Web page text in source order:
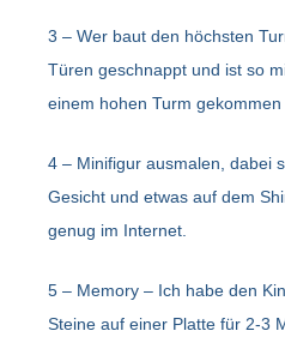
3 – Wer baut den höchsten
Türen geschnappt und ist so
einem hohen Turm gekommen
4 – Minifigur ausmalen, dabei
Gesicht und etwas auf dem
genug im Internet.
5 – Memory – Ich habe den
Steine auf einer Platte für 2-3